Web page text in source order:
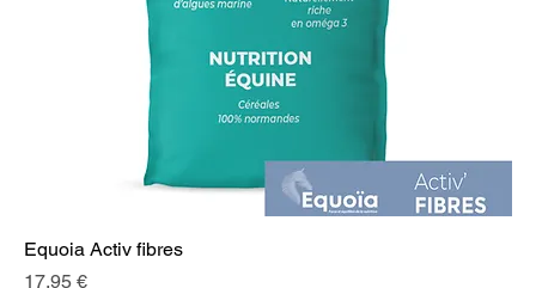
Equoia Activ fibres
Prix
17,95 €